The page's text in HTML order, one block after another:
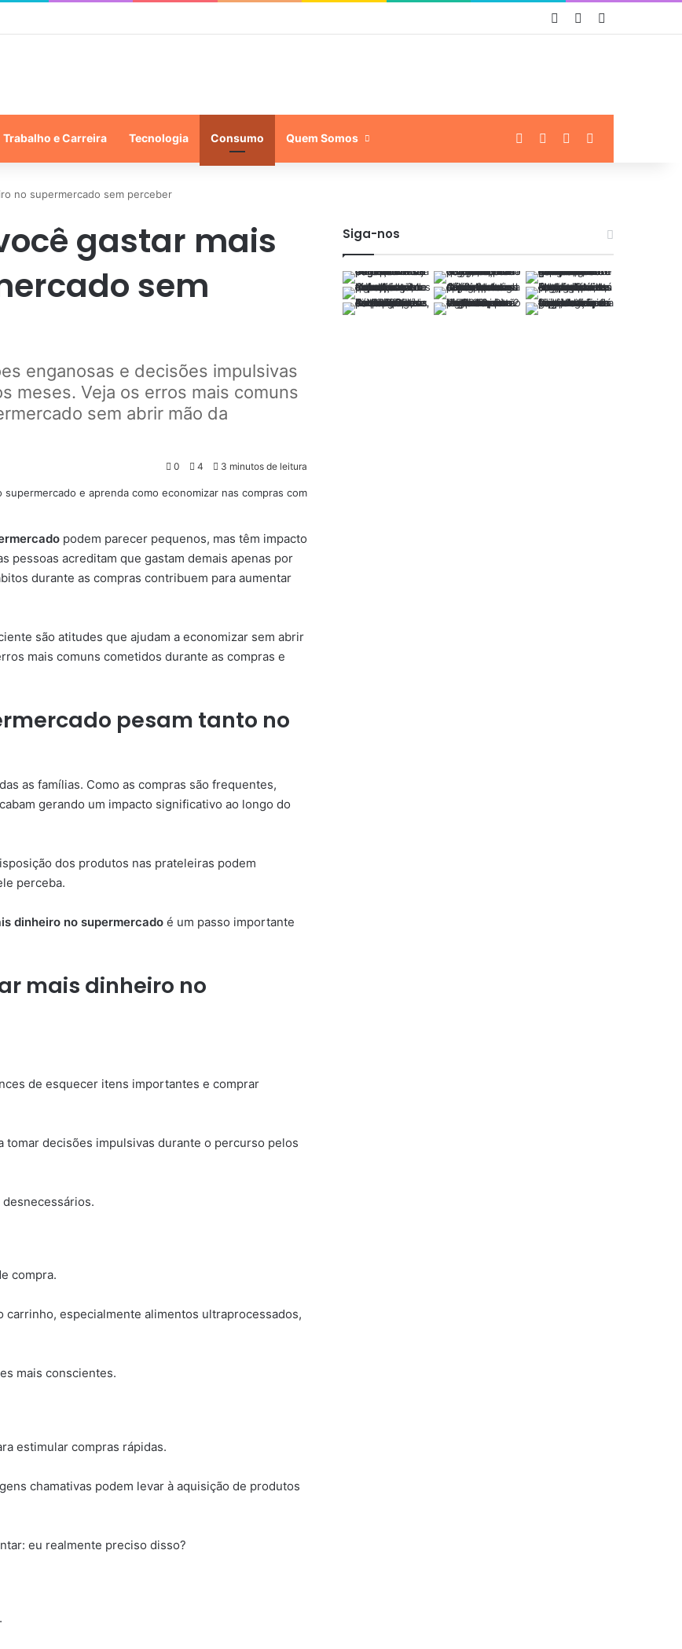
Entrar Artigo aleatório
Trabalho e Carreira Tecnologia Consumo Quem Somos FacebookLinkedinInstagram
no supermercado sem perceber
gastar mais
sem
enganosas e decisões impulsivas
meses. Veja os erros mais comuns
sem abrir mão da
0 4 3 minutos de leitura
podem parecer pequenos, mas têm impacto
pessoas acreditam que gastam demais apenas por
durante as compras contribuem para aumentar
são atitudes que ajudam a economizar sem abrir
mais comuns cometidos durante as compras e
pesam tanto no
as famílias. Como as compras são frequentes,
gerando um impacto significativo ao longo do
dos produtos nas prateleiras podem
perceba.
dinheiro no supermercado é um passo importante
mais dinheiro no
de esquecer itens importantes e comprar
decisões impulsivas durante o percurso pelos
compra.
especialmente alimentos ultraprocessados,
mais conscientes.
estimular compras rápidas.
chamativas podem levar à aquisição de produtos
eu realmente preciso disso?
Siga-nos